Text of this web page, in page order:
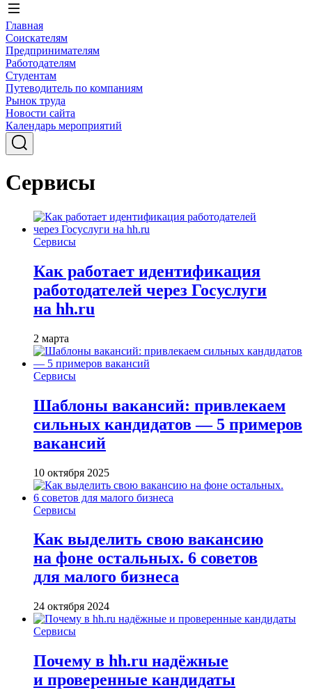
Главная
Соискателям
Предпринимателям
Работодателям
Студентам
Путеводитель по компаниям
Рынок труда
Новости сайта
Календарь мероприятий
Сервисы
Сервисы
Как работает идентификация
работодателей через Госуслуги
на hh.ru
2 марта
Сервисы
Шаблоны вакансий: привлекаем
сильных кандидатов — 5 примеров
вакансий
10 октября 2025
Сервисы
Как выделить свою вакансию
на фоне остальных. 6 советов
для малого бизнеса
24 октября 2024
Сервисы
Почему в hh.ru надёжные
и проверенные кандидаты